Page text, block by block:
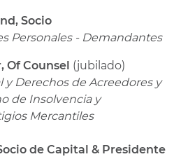
Socio
Personales - Demandantes
Of Counsel (jubilado)
y Derechos de Acreedores y
de Insolvencia y
Mercantiles
de Capital & Presidente